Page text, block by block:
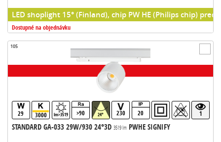
LED shoplight 15° (Finland), chip PW HE (Philips chip)
Dostupné na objednávku
105
29 3000 lm>3519 >90 24° 230 20 1
STANDARD GA-033 29W/930 24°3D 3519 lmPWHE SIGNIFY